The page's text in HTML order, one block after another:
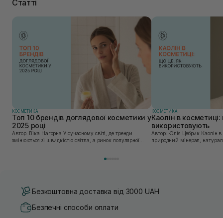
Статті
КОСМЕТИКА
Топ 10 брендів доглядової косметики у
2025 році
Автор: Віка Нагорна У сучасному світі, де тренди
змінюються зі швидкістю світла, а ринок популярної
КОСМЕТИКА
Каолін в
використовують
Автор: Юлія Цебрик Каолін в косметології – це
природний мінерал,
Безкоштовна доставка від 3000 UAH
Безпечні способи оплати